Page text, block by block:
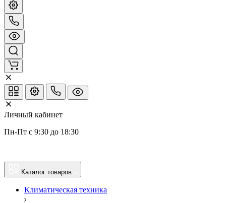
Личный кабинет
Пн-Пт с 9:30 до 18:30
Каталог товаров
Климатическая техника